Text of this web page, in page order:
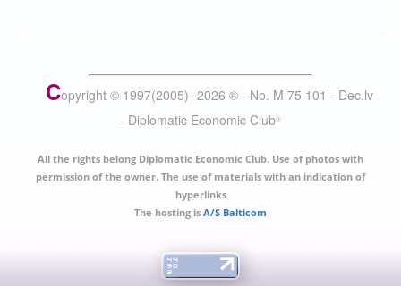
Copyright © 1997(2005) -2026 ® - No. M 75 101 - Dec.lv
- Diplomatic Economic Club®
All the rights belong Diplomatic Economic Club. Use of photos with
permission of the owner. The use of materials with an indication of
hyperlinks
The hosting is A/S Balticom